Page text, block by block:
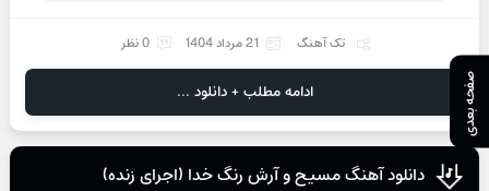
تک آهنگ 21 مرداد 1404 0 نظر
ادامه مطلب + دانلود ...
دانلود آهنگ مسیح و آرش رنگ خدا (اجرای زنده)
صفحه بعدی